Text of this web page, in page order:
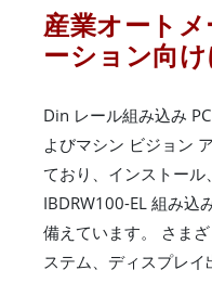
産業オート
ーション向
Din レール組み込み
よびマシン ビジョン
ており、インストール
IBDRW100-EL 組み込
備えています。 さま
ステム、ディスプレイ